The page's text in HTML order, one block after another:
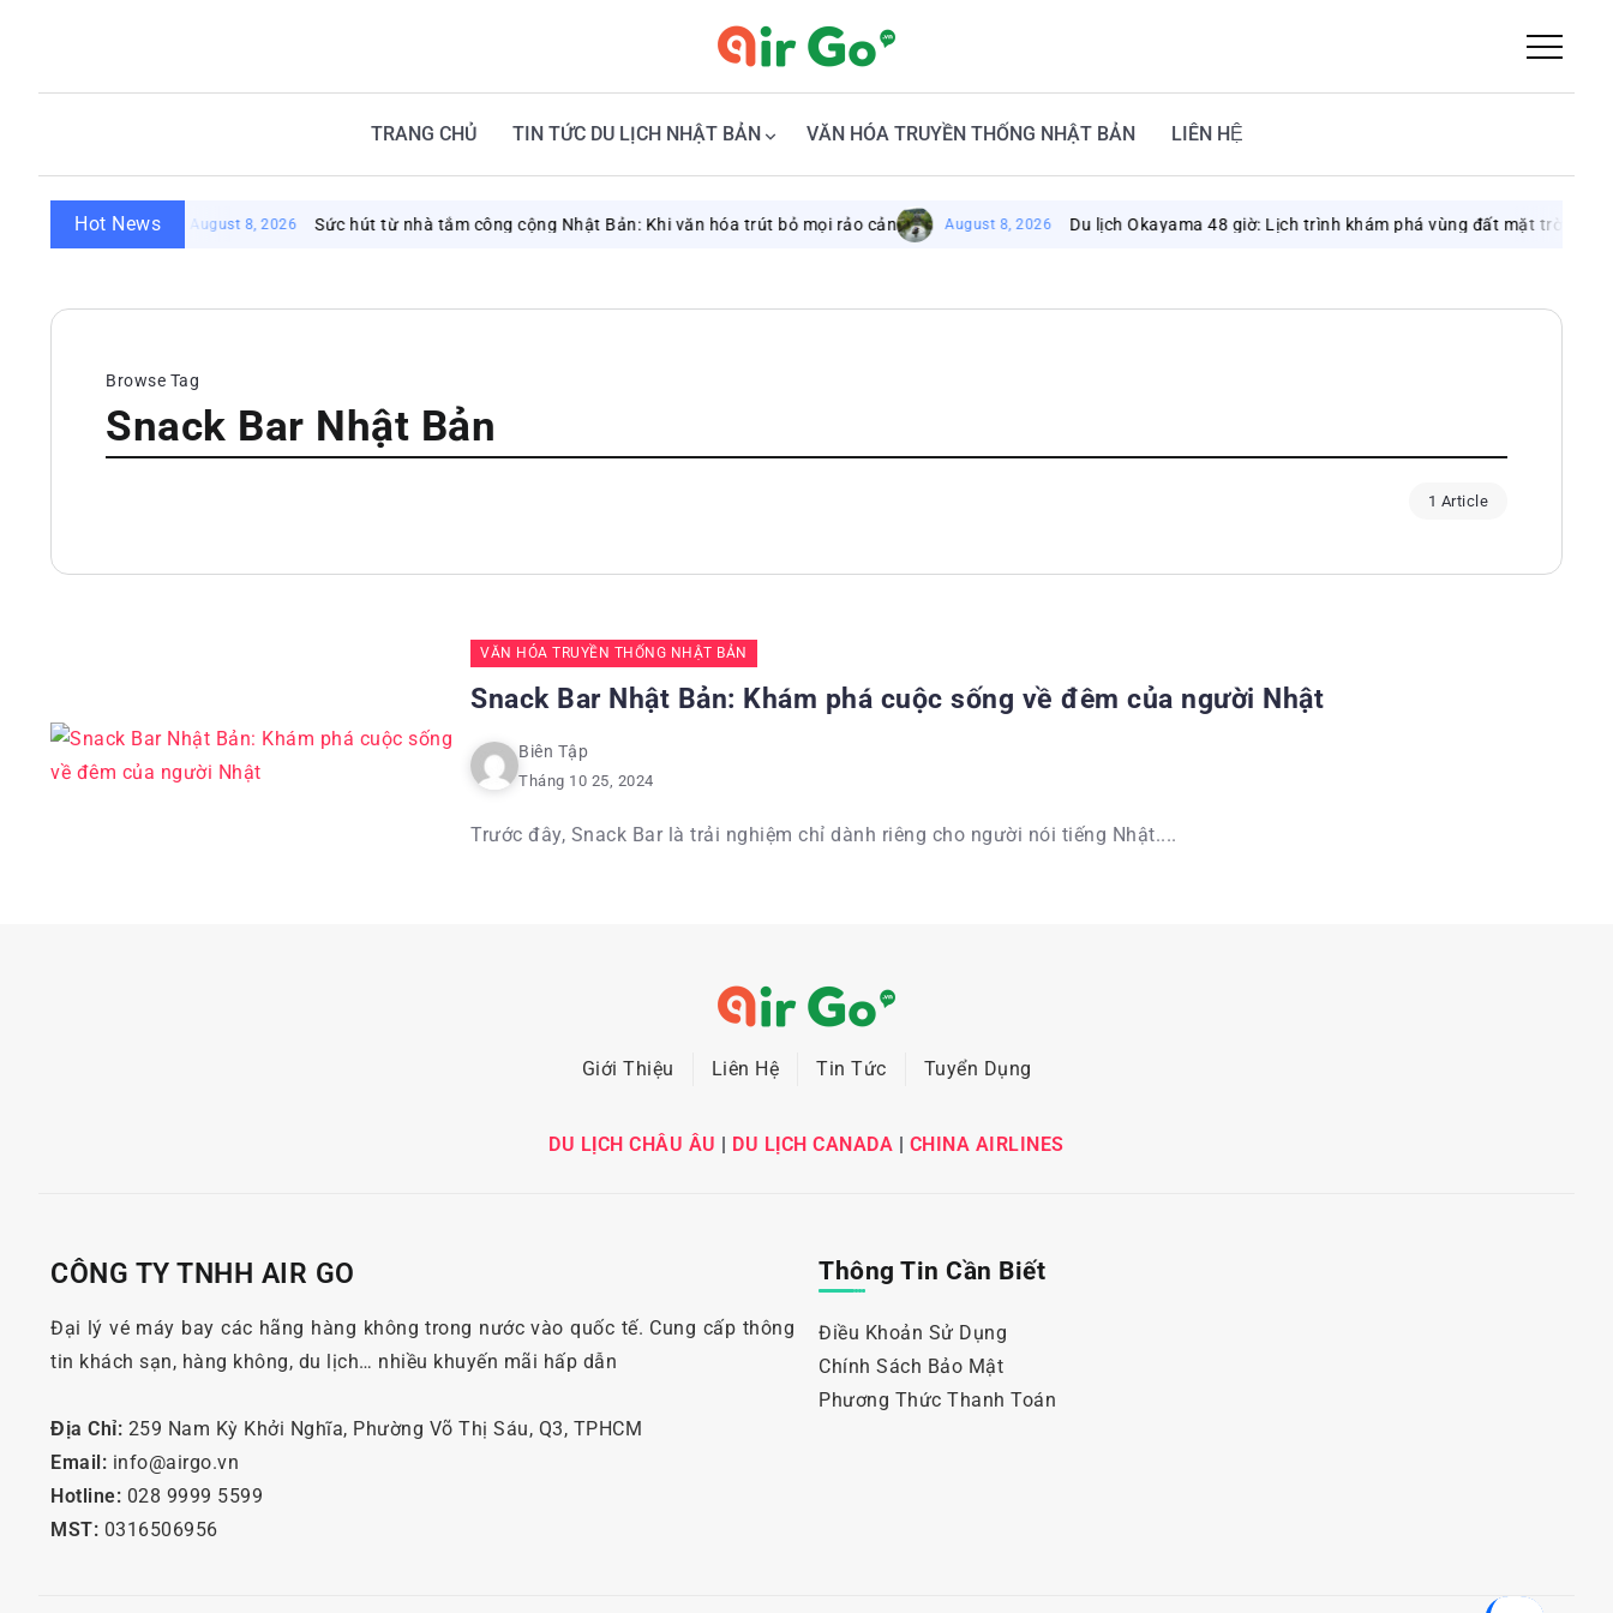
TRANG CHỦ TIN TỨC DU LỊCH NHẬT BẢN VĂN HÓA TRUYỀN THỐNG NHẬT BẢN LIÊN HỆ
Hot News August 8, 2026 Sức hút từ nhà tắm công cộng Nhật Bản: Khi văn hóa trút bỏ mọi rảo cản August 8, 2026 Du lịch Okayama 48 giờ: Lịch trình khám phá vùng đất mặt trời
Browse Tag
Snack Bar Nhật Bản
1 Article
VĂN HÓA TRUYỀN THỐNG NHẬT BẢN
Snack Bar Nhật Bản: Khám phá cuộc sống về đêm của người Nhật
Biên Tập
Tháng 10 25, 2024
Trước đây, Snack Bar là trải nghiệm chỉ dành riêng cho người nói tiếng Nhật....
Giới Thiệu Liên Hệ Tin Tức Tuyển Dụng
DU LỊCH CHÂU ÂU | DU LỊCH CANADA | CHINA AIRLINES
CÔNG TY TNHH AIR GO
Đại lý vé máy bay các hãng hàng không trong nước vào quốc tế. Cung cấp thông
tin khách sạn, hàng không, du lịch… nhiều khuyến mãi hấp dẫn
Địa Chỉ: 259 Nam Kỳ Khởi Nghĩa, Phường Võ Thị Sáu, Q3, TPHCM
Email: info@airgo.vn
Hotline: 028 9999 5599
MST: 0316506956
Thông Tin Cần Biết
Điều Khoản Sử Dụng
Chính Sách Bảo Mật
Phương Thức Thanh Toán